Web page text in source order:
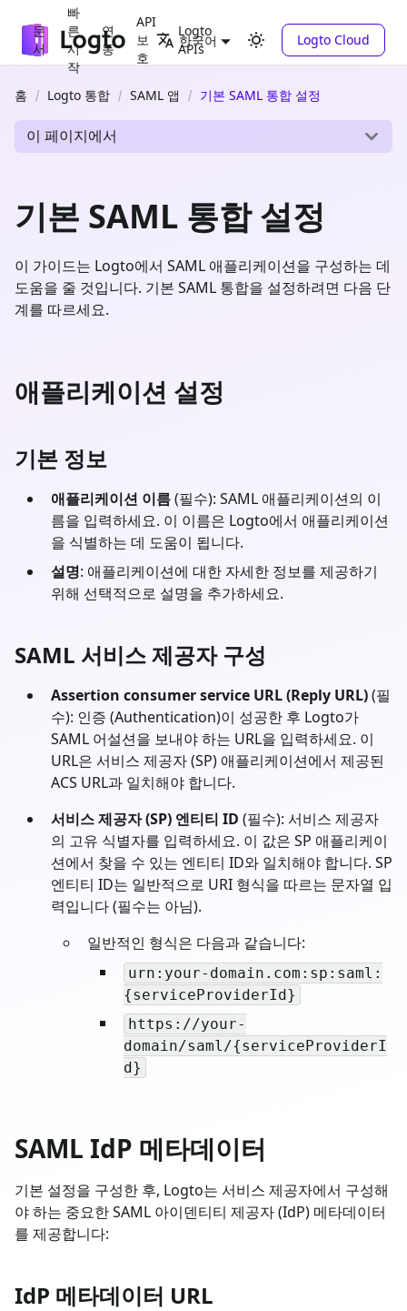
문
서
빠
른
시
작
연
동
API
보
호
Logto
APIs
한국어 Logto Cloud
홈 Logto 통합 SAML 앱 기본 SAML 통합 설정
이 페이지에서
기본 SAML 통합 설정
이 가이드는 Logto에서 SAML 애플리케이션을 구성하는 데
도움을 줄 것입니다. 기본 SAML 통합을 설정하려면 다음 단
계를 따르세요.
애플리케이션 설정
기본 정보
애플리케이션 이름(필수): SAML 애플리케이션의 이
름을 입력하세요. 이 이름은 Logto에서 애플리케이션
을 식별하는 데 도움이 됩니다.
설명: 애플리케이션에 대한 자세한 정보를 제공하기
위해 선택적으로 설명을 추가하세요.
SAML 서비스 제공자 구성
Assertion consumer service URL (Reply URL)(필
수): 인증 (Authentication)이 성공한 후 Logto가
SAML 어설션을 보내야 하는 URL을 입력하세요. 이
URL은 서비스 제공자 (SP) 애플리케이션에서 제공된
ACS URL과 일치해야 합니다.
서비스 제공자 (SP) 엔티티 ID (필수): 서비스 제공자
의 고유 식별자를 입력하세요. 이 값은 SP 애플리케이
션에서 찾을 수 있는 엔티티 ID와 일치해야 합니다. SP
엔티티 ID는 일반적으로 URI 형식을 따르는 문자열 입
력입니다 (필수는 아님).
일반적인 형식은 다음과 같습니다:
urn:your-domain.com:sp:saml:
{serviceProviderId}
https://your-
domain/saml/{serviceProviderI
d}
SAML IdP 메타데이터
기본 설정을 구성한 후, Logto는 서비스 제공자에서 구성해
야 하는 중요한 SAML 아이덴티티 제공자 (IdP) 메타데이터
를 제공합니다:
IdP 메타데이터 URL